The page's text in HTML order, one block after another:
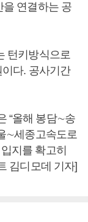
을 연결하는 공
턴키방식으로
다. 공사기간
“올해 봉담∼송
∼세종고속도로
지를 확고히
김디모데 기자]